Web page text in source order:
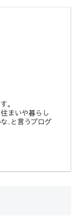
。
まいや暮らし
.と言うブログ